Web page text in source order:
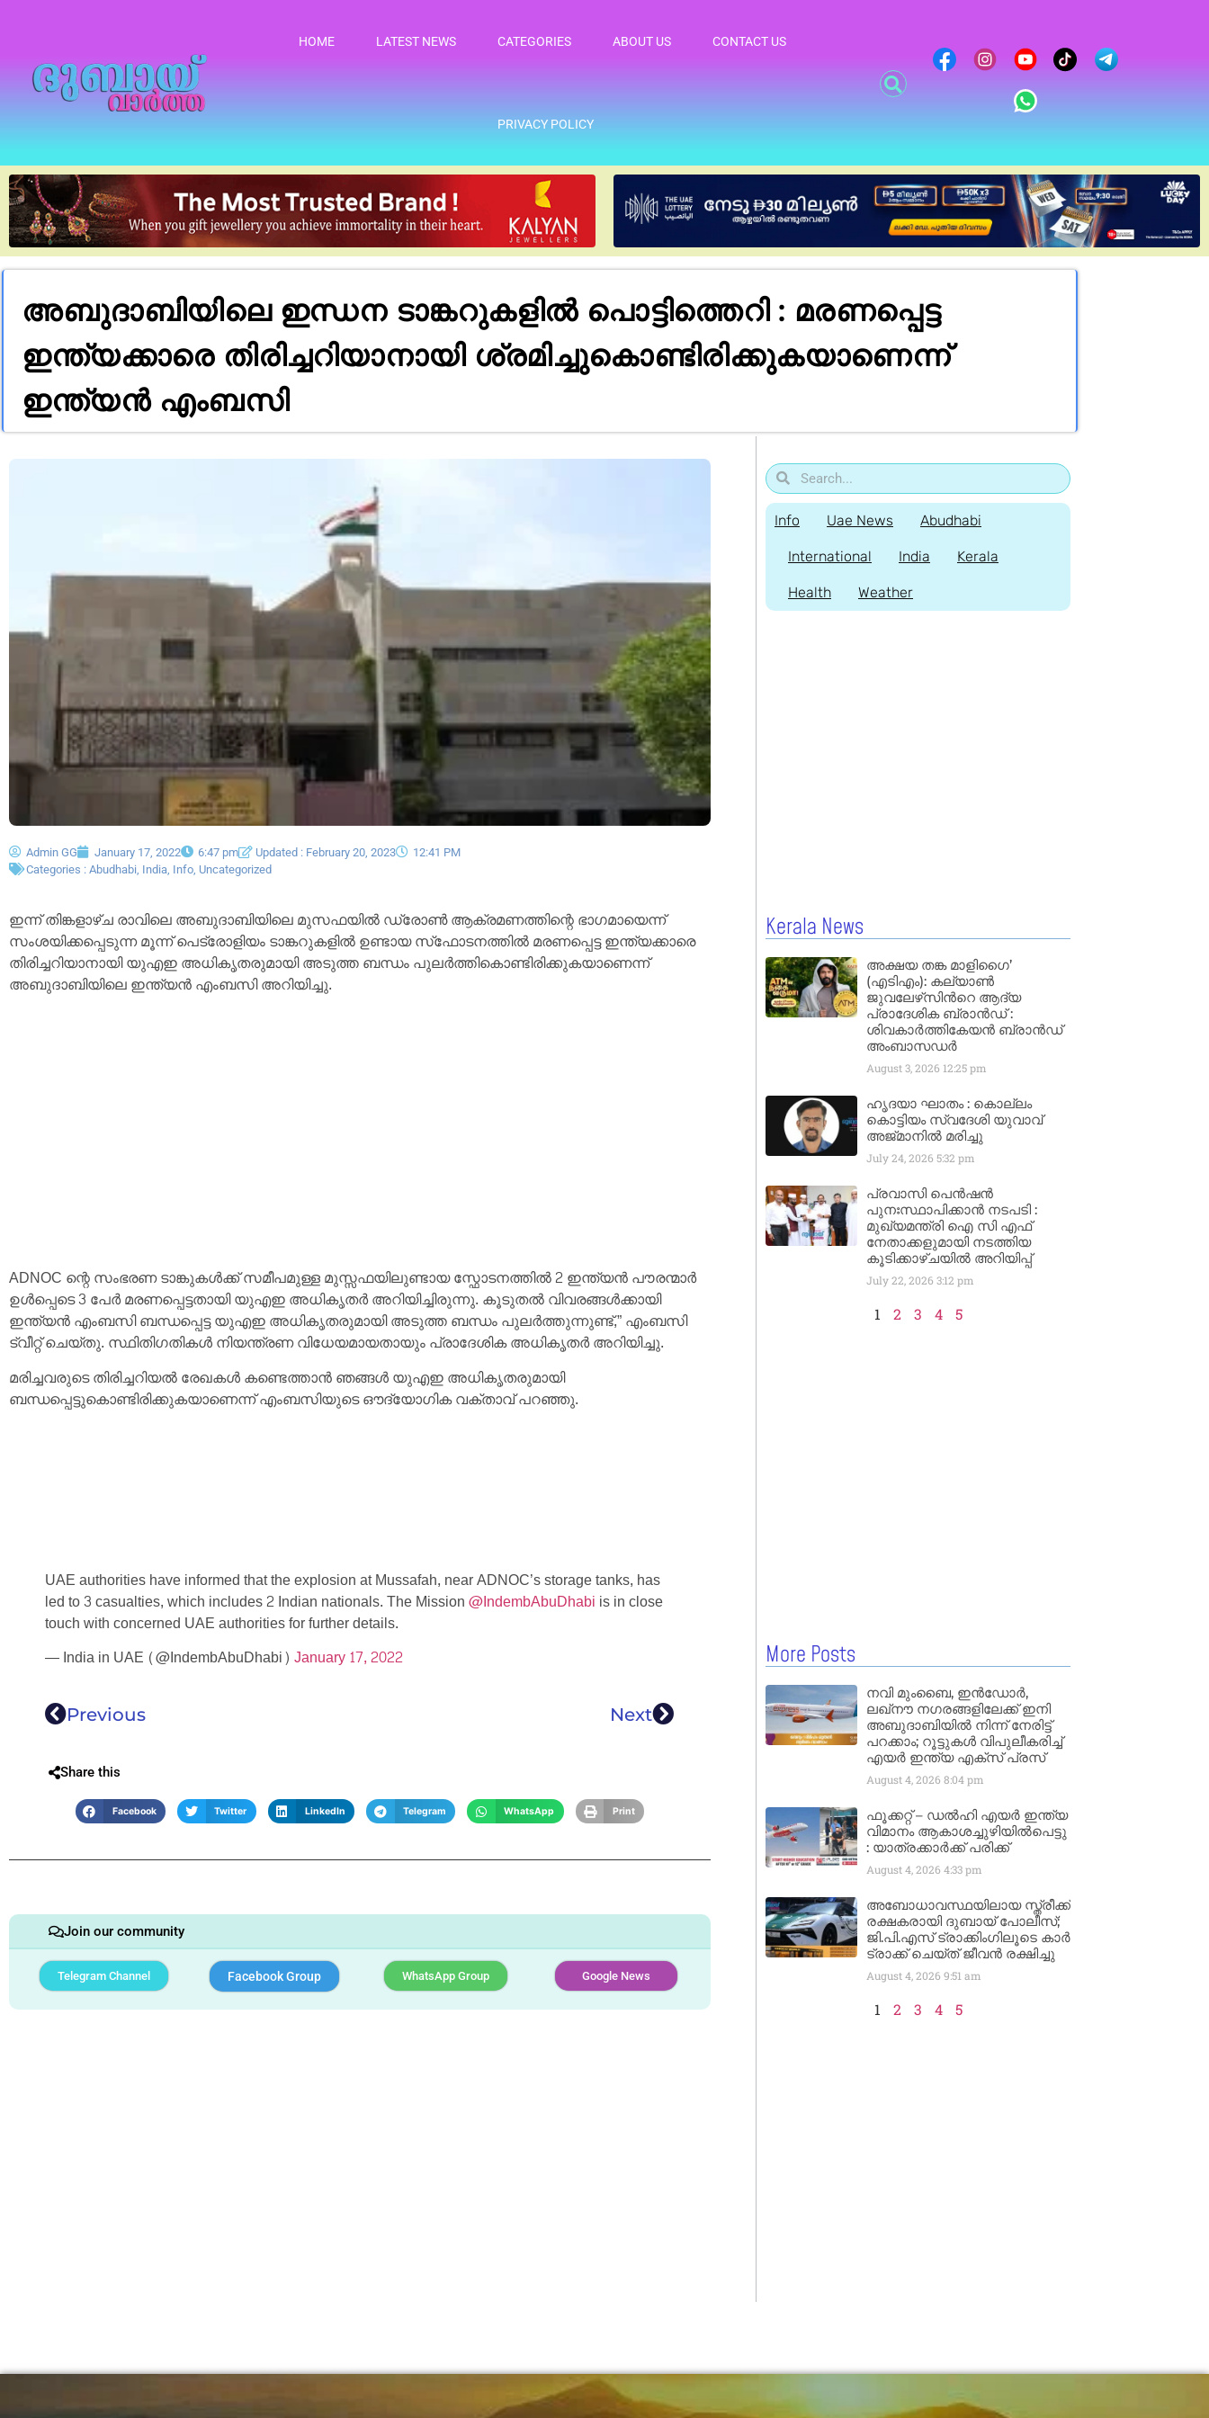
HOME LATEST NEWS CATEGORIES ABOUT US CONTACT US
PRIVACY POLICY
അബുദാബിയിലെ ഇന്ധന ടാങ്കറുകളിൽ പൊട്ടിത്തെറി : മരണപ്പെട്ട
ഇന്ത്യക്കാരെ തിരിച്ചറിയാനായി ശ്രമിച്ചുകൊണ്ടിരിക്കുകയാണെന്ന്
ഇന്ത്യൻ എംബസി
Admin GG January 17, 2022 6:47 pm Updated : February 20, 2023
12:41 PM
Categories : Abudhabi India Info Uncategorized
ഇന്ന് തിങ്കളാഴ്ച രാവിലെ അബുദാബിയിലെ മുസഫയിൽ ഡ്രോൺ ആക്രമണത്തിന്റെ ഭാഗമായെന്ന്
സംശയിക്കപ്പെടുന്ന മൂന്ന് പെട്രോളിയം ടാങ്കറുകളിൽ ഉണ്ടായ സ്‌ഫോടനത്തിൽ മരണപ്പെട്ട ഇന്ത്യക്കാരെ
തിരിച്ചറിയാനായി യുഎഇ അധികൃതരുമായി അടുത്ത ബന്ധം പുലർത്തികൊണ്ടിരിക്കുകയാണെന്ന്
അബുദാബിയിലെ ഇന്ത്യൻ എംബസി അറിയിച്ചു.
ADNOC ന്റെ സംഭരണ ​​ടാങ്കുകൾക്ക് സമീപമുള്ള മുസ്സഫയിലുണ്ടായ സ്ഫോടനത്തിൽ 2 ഇന്ത്യൻ പൗരന്മാർ
ഉൾപ്പെടെ 3 പേർ മരണപ്പെട്ടതായി യുഎഇ അധികൃതർ അറിയിച്ചിരുന്നു. കൂടുതൽ വിവരങ്ങൾക്കായി
ഇന്ത്യൻ എംബസി ബന്ധപ്പെട്ട യുഎഇ അധികൃതരുമായി അടുത്ത ബന്ധം പുലർത്തുന്നുണ്ട്,” എംബസി
ട്വീറ്റ് ചെയ്തു. സ്ഥിതിഗതികൾ നിയന്ത്രണ വിധേയമായതായും പ്രാദേശിക അധികൃതർ അറിയിച്ചു.
മരിച്ചവരുടെ തിരിച്ചറിയൽ രേഖകൾ കണ്ടെത്താൻ ഞങ്ങൾ യുഎഇ അധികൃതരുമായി
ബന്ധപ്പെട്ടുകൊണ്ടിരിക്കുകയാണെന്ന് എംബസിയുടെ ഔദ്യോഗിക വക്താവ് പറഞ്ഞു.
UAE authorities have informed that the explosion at Mussafah, near ADNOC’s storage tanks, has
led to 3 casualties, which includes 2 Indian nationals. The Mission@IndembAbuDhabi is in close
touch with concerned UAE authorities for further details.
— India in UAE (@IndembAbuDhabi) January 17, 2022
Previous Next
Share this
Facebook Twitter LinkedIn Telegram WhatsApp Print
Join our community
Telegram Channel Facebook Group WhatsApp Group Google News
Info Uae News Abudhabi
International India Kerala
Health Weather
Kerala News
അക്ഷയ തങ്ക മാളിഗൈ’
(എടിഎം): കല്യാണ്‍
ജുവലേഴ്‌സിന്‍റെ ആദ്യ
പ്രാദേശിക ബ്രാന്‍ഡ് :
ശിവകാര്‍ത്തികേയന്‍ ബ്രാന്‍ഡ്
അംബാസഡര്‍
August 3, 2026 12:25 pm
ഹൃദയാ ഘാതം : കൊല്ലം
കൊട്ടിയം സ്വദേശി യുവാവ്
അജ്മാനിൽ മരിച്ചു
July 24, 2026 5:32 pm
പ്രവാസി പെൻഷൻ
പുനഃസ്ഥാപിക്കാൻ നടപടി :
മുഖ്യമന്ത്രി ഐ സി എഫ്
നേതാക്കളുമായി നടത്തിയ
കൂടിക്കാഴ്ചയിൽ അറിയിപ്പ്
July 22, 2026 3:12 pm
1 2 3 4 5
More Posts
നവി മുംബൈ, ഇൻഡോർ,
ലഖ്നൗ നഗരങ്ങളിലേക്ക് ഇനി
അബുദാബിയിൽ നിന്ന് നേരിട്ട്
പറക്കാം; റൂട്ടുകൾ വിപുലീകരിച്ച്
എയർ ഇന്ത്യ എക്സ് പ്രസ്
August 4, 2026 8:04 pm
ഫൂക്കറ്റ് – ഡൽഹി എയര്‍ ഇന്ത്യ
വിമാനം ആകാശച്ചുഴിയില്‍പെട്ടു
: യാത്രക്കാര്‍ക്ക് പരിക്ക്
August 4, 2026 4:33 pm
അബോധാവസ്ഥയിലായ സ്ത്രീക്ക്
രക്ഷകരായി ദുബായ് പോലീസ്;
ജി.പി.എസ് ട്രാക്കിംഗിലൂടെ കാർ
ട്രാക്ക് ചെയ്ത് ജീവൻ രക്ഷിച്ചു
August 4, 2026 9:51 am
1 2 3 4 5